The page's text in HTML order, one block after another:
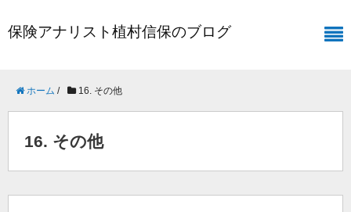
保険アナリスト植村信保のブログ
ホーム / 16. その他
16. その他